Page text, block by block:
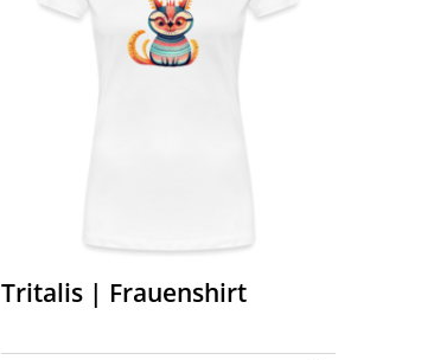
Tritalis | Frauenshirt